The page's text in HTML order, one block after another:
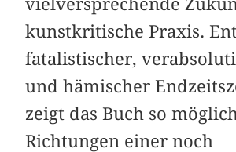
kunstkritische Praxis.
fatalistischer,
und hämischer
zeigt das Buch so
Richtungen einer noch